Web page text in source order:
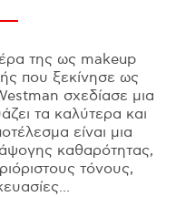
της ως makeup
που ξεκίνησε ως
σχεδίασε μια
τα καλύτερα και
είναι μια
καθαρότητας,
τόνους,